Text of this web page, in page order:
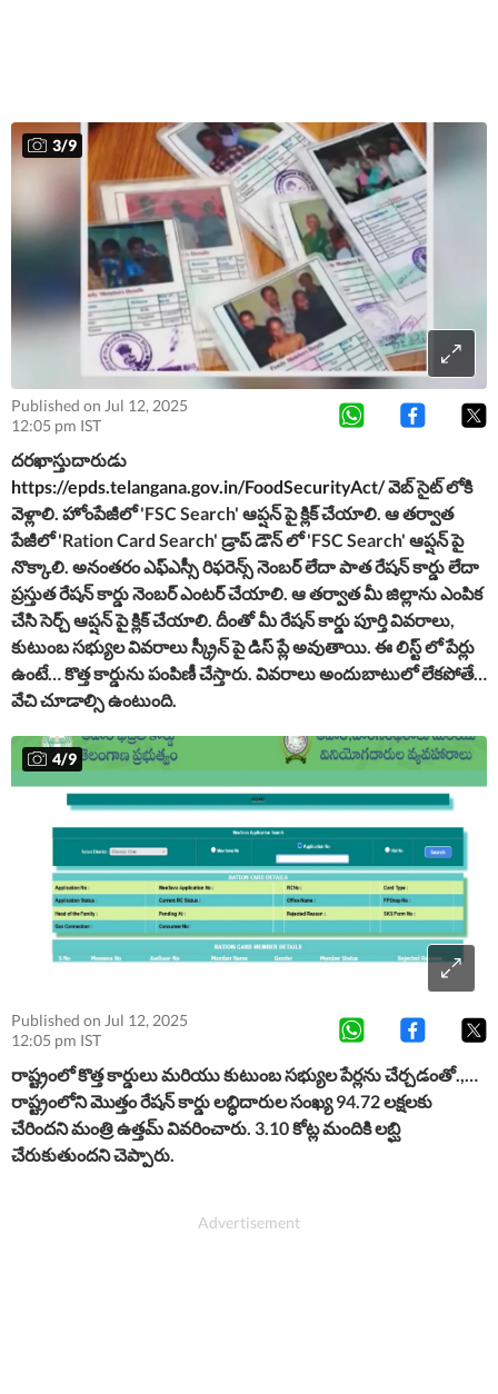
3/9
Published on Jul 12, 2025
12:05 pm IST
దరఖాస్తుదారుడు
https://epds.telangana.gov.in/FoodSecurityAct/వెబ్ సైట్ లోకి
వెళ్లాలి. హోంపేజీలో 'FSC Search' ఆప్షన్ పై క్లిక్ చేయాలి. ఆ తర్వాత
పేజీలో 'Ration Card Search' డ్రాప్ డౌన్ లో 'FSC Search' ఆప్షన్ పై
నొక్కాలి. అనంతరం ఎఫ్ఎస్సీ రిఫరెన్స్ నెంబర్ లేదా పాత రేషన్ కార్డు లేదా
ప్రస్తుత రేషన్ కార్డు నెంబర్ ఎంటర్ చేయాలి. ఆ తర్వాత మీ జిల్లాను ఎంపిక
చేసి సెర్చ్ ఆప్షన్ పై క్లిక్ చేయాలి. దీంతో మీ రేషన్ కార్డు పూర్తి వివరాలు,
కుటుంబ సభ్యుల వివరాలు స్క్రీన్ పై డిస్ ప్లే అవుతాయి. ఈ లిస్ట్ లో పేర్లు
ఉంటే… కొత్త కార్డును పంపిణీ చేస్తారు. వివరాలు అందుబాటులో లేకపోతే…
వేచి చూడాల్సి ఉంటుంది.
4/9
Published on Jul 12, 2025
12:05 pm IST
రాష్ట్రంలో కొత్త కార్డులు మరియు కుటుంబ సభ్యుల పేర్లను చేర్చడంతో.,…
రాష్ట్రంలోని మొత్తం రేషన్ కార్డు లబ్ధిదారుల సంఖ్య 94.72 లక్షలకు
చేరిందని మంత్రి ఉత్తమ్ వివరించారు. 3.10 కోట్ల మందికి లబ్ఘి
చేరుకుతుందని చెప్పారు.